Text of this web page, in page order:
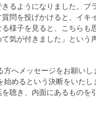
るようになりました。
問を投げかけると、イ
様子を見ると、こちら
て気が付きました」とい
方へメッセージをお願いし
始めるという決断をいた
聴き、内面にあるもの